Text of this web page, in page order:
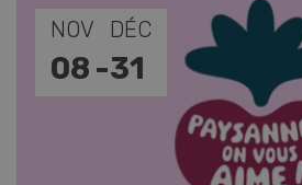
NOV
17 -
JAN
26